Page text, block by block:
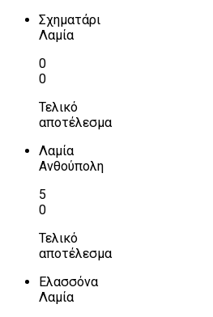
Σχηματάρι
Λαμία
0
0
Τελικό
αποτέλεσμα
Λαμία
Ανθούπολη
5
0
Τελικό
αποτέλεσμα
Ελασσόνα
Λαμία